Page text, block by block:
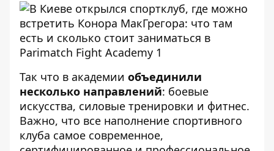
Так что в академии объединили
несколько направлений: боевые
искусства, силовые тренировки и фитнес.
Важно, что все наполнение спортивного
клуба самое современное,